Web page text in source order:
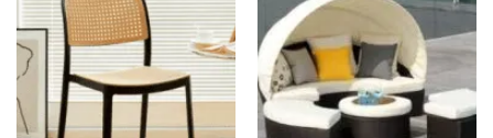
ניתן
לבחור
את
האפשרויות
בעמוד
סוגים.
ניתן
לבחור
את
האפשרויות
בעמוד
הוסף
לרשימת
המשאלות
הוסף
לרשימת
המשאלות